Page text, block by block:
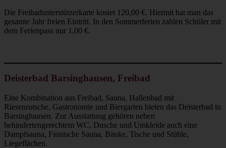
Die Freibadunterstützerkarte kostet 120,00 €. Hiermit hat man das
gesamte Jahr freien Eintritt. In den Sommerferien zahlen Schüler mit
dem Ferienpass nur 1,00 €.
Deisterbad Barsinghausen, Freibad
Eine Kombination aus Freibad, Sauna, Hallenbad mit
Riesenrutsche, Gastronomie und Biergarten bieten das Deisterbad in
Barsinghausen. Zur Ausstattung gehören neben
behindertengerechtem WC, Dusche und Umkleide auch eine
Dampfsauna, Finnische Sauna, Bänke, Tische und Stühle,
Liegeflächen.